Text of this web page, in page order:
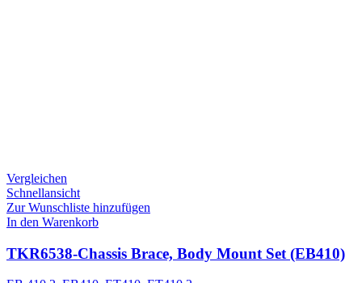
Vergleichen
Schnellansicht
Zur Wunschliste hinzufügen
In den Warenkorb
TKR6538-Chassis Brace, Body Mount Set (EB410)